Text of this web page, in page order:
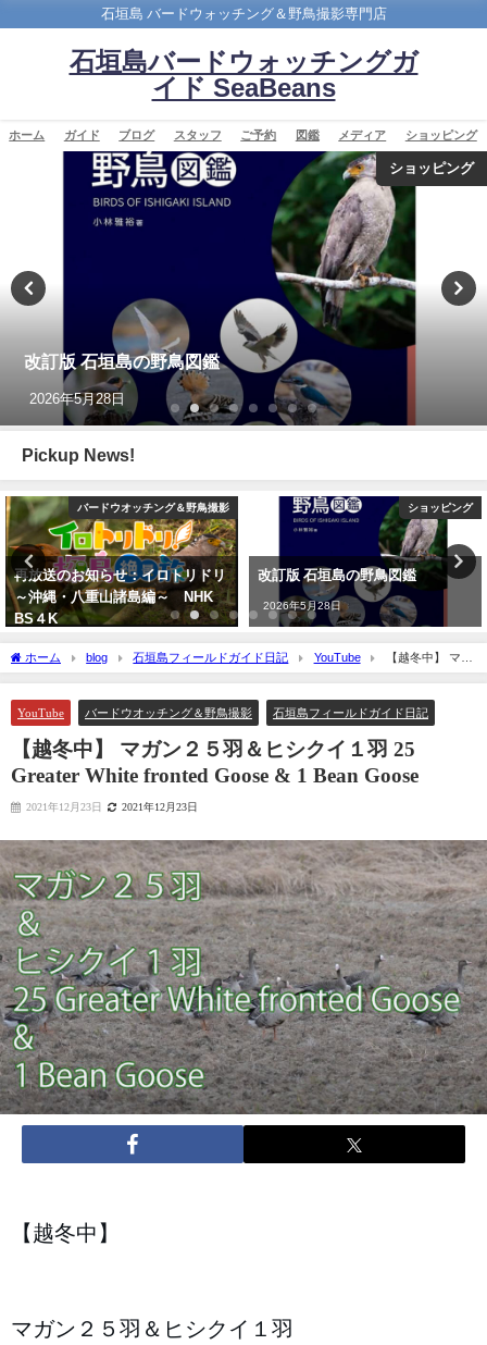
石垣島 バードウォッチング＆野鳥撮影専門店
石垣島バードウォッチングガ
イド SeaBeans
ホーム ガイド ブログ スタッフ ご予約 図鑑 メディア ショッピング
ショッピング
改訂版 石垣島の野鳥図鑑
2026年5月28日
Pickup News!
バードウオッチング＆野鳥撮影
再放送のお知らせ：イロトリドリ
～沖縄・八重山諸島編～ NHK
BS４K
ショッピング
改訂版 石垣島の野鳥図鑑
2026年5月28日
ホーム blog 石垣島フィールドガイド日記 YouTube
【越冬中】 マガ
ン２５羽＆ヒシクイ１羽 25 Greater White fronted Goose & 1 Bean Goose
YouTube バードウオッチング＆野鳥撮影 石垣島フィールドガイド日記
【越冬中】 マガン２５羽＆ヒシクイ１羽 25
Greater White fronted Goose & 1 Bean Goose
2021年12月23日 2021年12月23日
【越冬中】
マガン２５羽＆ヒシクイ１羽